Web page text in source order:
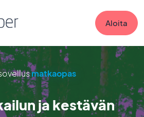
Aloita
matkaopas
ja kestävän